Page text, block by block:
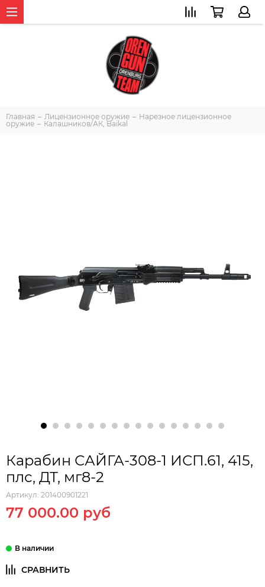
Главная Лицензионное оружие
Нарезное лицензионное
оружие
Калашников/АК, Baikal
Карабин САЙГА-308-1 ИСП.61, 415,
плс, ДТ, мг8-2
Артикул: 201400901221
77 000.00 руб